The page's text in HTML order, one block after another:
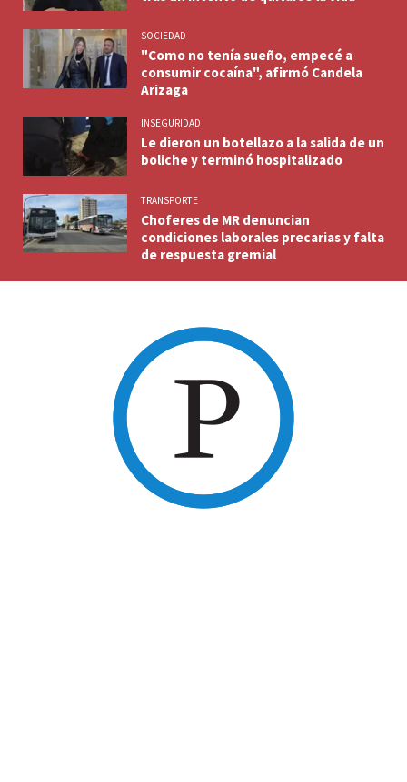
SOCIEDAD
"Como no tenía sueño, empecé a
consumir cocaína", afirmó Candela
Arizaga
INSEGURIDAD
Le dieron un botellazo a la salida de un
boliche y terminó hospitalizado
TRANSPORTE
Choferes de MR denuncian
condiciones laborales precarias y falta
de respuesta gremial